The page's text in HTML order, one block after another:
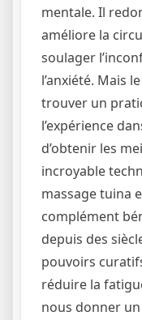
mentale. Il
améliore la
soulager
l’anxiété. Mais
trouver un
l’expérience
d’obtenir les
incroyable
massage tuina
complément
depuis des
pouvoirs
réduire la
nous donner